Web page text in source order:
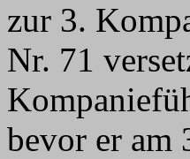
zur 3.
Nr. 71
bevor er